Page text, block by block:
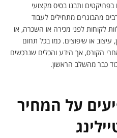
ותבנו בסיס מקצועי
מהבוגרים מתחילים לעבוד
לקוחות לפני מכירה או השכרה, או
עיצוב או שיפוצים. כמו בכל תחום
הקורס, אך הידע והכלים שנרכשים
כבר מהשלב הראשון.
על המחיר